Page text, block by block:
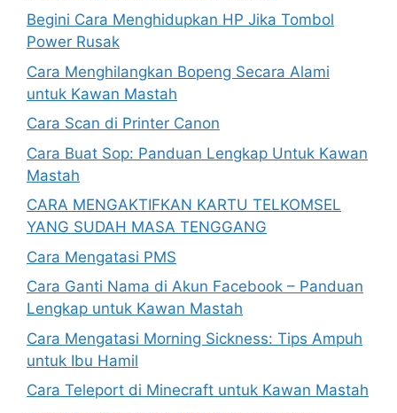
Begini Cara Menghidupkan HP Jika Tombol
Power Rusak
Cara Menghilangkan Bopeng Secara Alami
untuk Kawan Mastah
Cara Scan di Printer Canon
Cara Buat Sop: Panduan Lengkap Untuk Kawan
Mastah
CARA MENGAKTIFKAN KARTU TELKOMSEL
YANG SUDAH MASA TENGGANG
Cara Mengatasi PMS
Cara Ganti Nama di Akun Facebook – Panduan
Lengkap untuk Kawan Mastah
Cara Mengatasi Morning Sickness: Tips Ampuh
untuk Ibu Hamil
Cara Teleport di Minecraft untuk Kawan Mastah